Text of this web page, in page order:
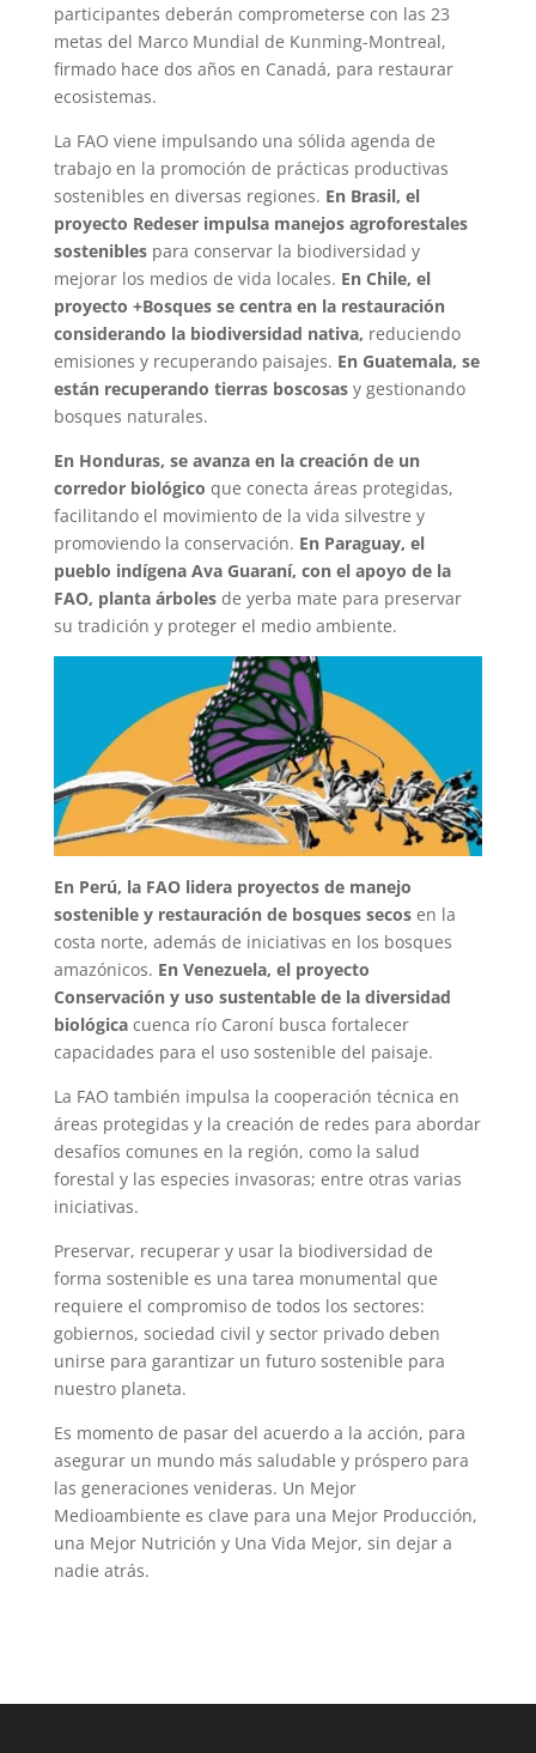
participantes deberán comprometerse con las 23
metas del Marco Mundial de Kunming-Montreal,
firmado hace dos años en Canadá, para restaurar
ecosistemas.
La FAO viene impulsando una sólida agenda de
trabajo en la promoción de prácticas productivas
sostenibles en diversas regiones. En Brasil, el
proyecto Redeser impulsa manejos agroforestales
sosteniblespara conservar la biodiversidad y
mejorar los medios de vida locales. En Chile, el
proyecto +Bosques se centra en la restauración
considerando la biodiversidad nativa, reduciendo
emisiones y recuperando paisajes. En Guatemala, se
están recuperando tierras boscosasy gestionando
bosques naturales.
En Honduras, se avanza en la creación de un
corredor biológico que conecta áreas protegidas,
facilitando el movimiento de la vida silvestre y
promoviendo la conservación. En Paraguay, el
pueblo indígena Ava Guaraní, con el apoyo de la
FAO, planta árbolesde yerba mate para preservar
su tradición y proteger el medio ambiente.
En Perú, la FAO lidera proyectos de manejo
sostenible y restauración de bosques secosen la
costa norte, además de iniciativas en los bosques
amazónicos. En Venezuela, el proyecto
Conservación y uso sustentable de la diversidad
biológicacuenca río Caroní busca fortalecer
capacidades para el uso sostenible del paisaje.
La FAO también impulsa la cooperación técnica en
áreas protegidas y la creación de redes para abordar
desafíos comunes en la región, como la salud
forestal y las especies invasoras; entre otras varias
iniciativas.
Preservar, recuperar y usar la biodiversidad de
forma sostenible es una tarea monumental que
requiere el compromiso de todos los sectores:
gobiernos, sociedad civil y sector privado deben
unirse para garantizar un futuro sostenible para
nuestro planeta.
Es momento de pasar del acuerdo a la acción, para
asegurar un mundo más saludable y próspero para
las generaciones venideras. Un Mejor
Medioambiente es clave para una Mejor Producción,
una Mejor Nutrición y Una Vida Mejor, sin dejar a
nadie atrás.